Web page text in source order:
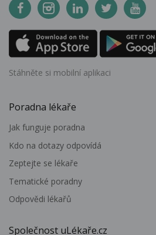
Stáhněte si mobilní aplikaci
Poradna lékaře
Jak funguje poradna
Kdo na dotazy odpovídá
Zeptejte se lékaře
Tematické poradny
Odpovědi lékařů
Společnost uLékaře.cz